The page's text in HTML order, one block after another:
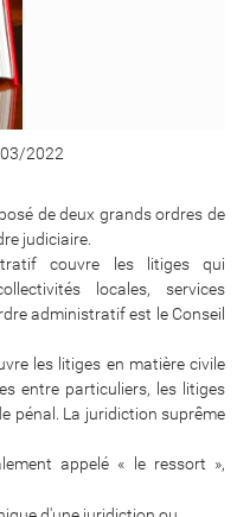
2022
de deux grands ordres de
judiciaire.
couvre les litiges qui
locales, services
administratif est le Conseil
les litiges en matière civile
entre particuliers, les litiges
pénal. La juridiction suprême
appelé « le ressort »,